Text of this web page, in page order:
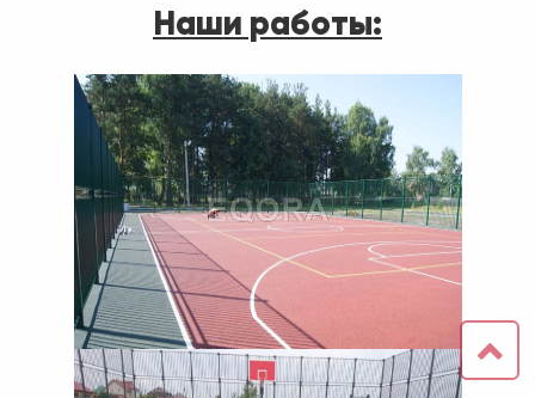
Наши работы: